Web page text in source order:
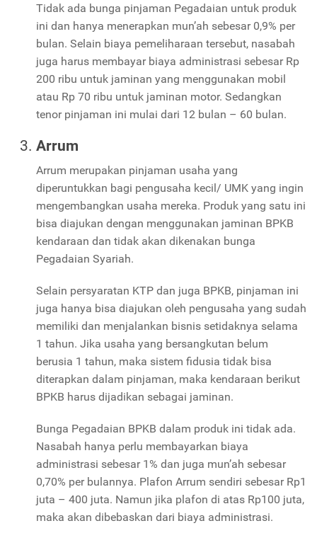
Tidak ada bunga pinjaman Pegadaian untuk produk
ini dan hanya menerapkan mun’ah sebesar 0,9% per
bulan. Selain biaya pemeliharaan tersebut, nasabah
juga harus membayar biaya administrasi sebesar Rp
200 ribu untuk jaminan yang menggunakan mobil
atau Rp 70 ribu untuk jaminan motor. Sedangkan
tenor pinjaman ini mulai dari 12 bulan – 60 bulan.
Arrum
Arrum merupakan pinjaman usaha yang
diperuntukkan bagi pengusaha kecil/ UMK yang ingin
mengembangkan usaha mereka. Produk yang satu ini
bisa diajukan dengan menggunakan jaminan BPKB
kendaraan dan tidak akan dikenakan bunga
Pegadaian Syariah.
Selain persyaratan KTP dan juga BPKB, pinjaman ini
juga hanya bisa diajukan oleh pengusaha yang sudah
memiliki dan menjalankan bisnis setidaknya selama
1 tahun. Jika usaha yang bersangkutan belum
berusia 1 tahun, maka sistem fidusia tidak bisa
diterapkan dalam pinjaman, maka kendaraan berikut
BPKB harus dijadikan sebagai jaminan.
Bunga Pegadaian BPKB dalam produk ini tidak ada.
Nasabah hanya perlu membayarkan biaya
administrasi sebesar 1% dan juga mun’ah sebesar
0,70% per bulannya. Plafon Arrum sendiri sebesar Rp1
juta – 400 juta. Namun jika plafon di atas Rp100 juta,
maka akan dibebaskan dari biaya administrasi.